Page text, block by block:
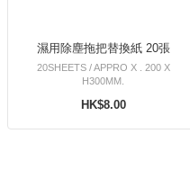
濕用除塵拖把替換紙 20張
20SHEETS / APPRO X . 200 X
H300MM.
HK$8.00